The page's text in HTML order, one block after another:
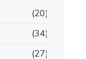
(20)
(34)
(27)